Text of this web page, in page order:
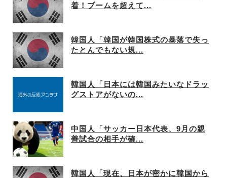
着！ブームを超えて...
韓国人「韓国が韓国株式の暴落で失っ
たとんでもない規...
韓国人「日本には韓国みたいなドラッ
グストアがないの...
中国人「サッカー日本代表、9月の親
善試合の相手が確...
韓国人「現在、日本が密かに韓国から